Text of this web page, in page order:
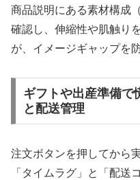
商品説明にある素材構成
確認し、伸縮性や肌触り
が、イメージギャップを
ギフトや出産準備で
と配送管理
注文ボタンを押してから
「タイムラグ」と「配送